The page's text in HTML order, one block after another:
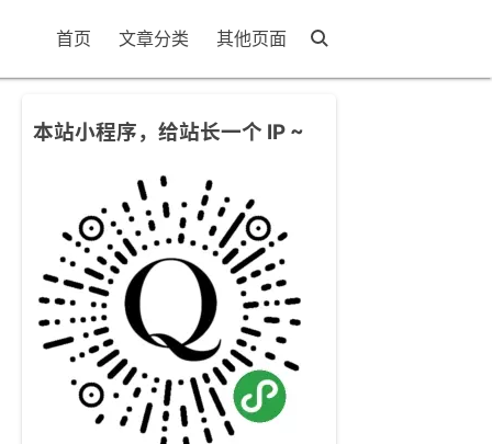
首页 文章分类 其他页面
本站小程序，给站长一个 IP ~